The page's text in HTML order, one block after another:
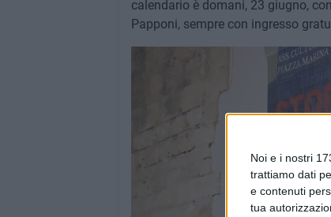
Noi e i nostri
trattiamo dati
e contenuti
tua
calendario è domani, 23 giugno,
Papponi, sempre con ingresso